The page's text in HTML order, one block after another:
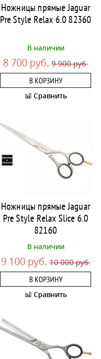
Ножницы прямые Jaguar
Pre Style Relax 6.0 82360
В наличии
8 700 руб. 9 900 руб.
В КОРЗИНУ
Сравнить
Ножницы прямые Jaguar
Pre Style Relax Slice 6.0
82160
В наличии
9 100 руб. 10 000 руб.
В КОРЗИНУ
Сравнить